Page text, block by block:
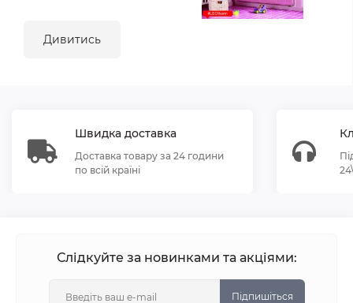
Дивитись
Швидка доставка
Доставка товару за 24 години
по всій країні
Слідкуйте за новинками та акціями:
Підпишіться